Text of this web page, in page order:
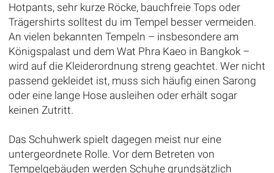
Hotpants, sehr kurze Röcke, bauchfreie Tops oder
Trägershirts solltest du im Tempel besser vermeiden.
An vielen bekannten Tempeln – insbesondere am
Königspalast und dem Wat Phra Kaeo in Bangkok –
wird auf die Kleiderordnung streng geachtet. Wer nicht
passend gekleidet ist, muss sich häufig einen Sarong
oder eine lange Hose ausleihen oder erhält sogar
keinen Zutritt.
Das Schuhwerk spielt dagegen meist nur eine
untergeordnete Rolle. Vor dem Betreten von
Tempelgebäuden werden Schuhe grundsätzlich